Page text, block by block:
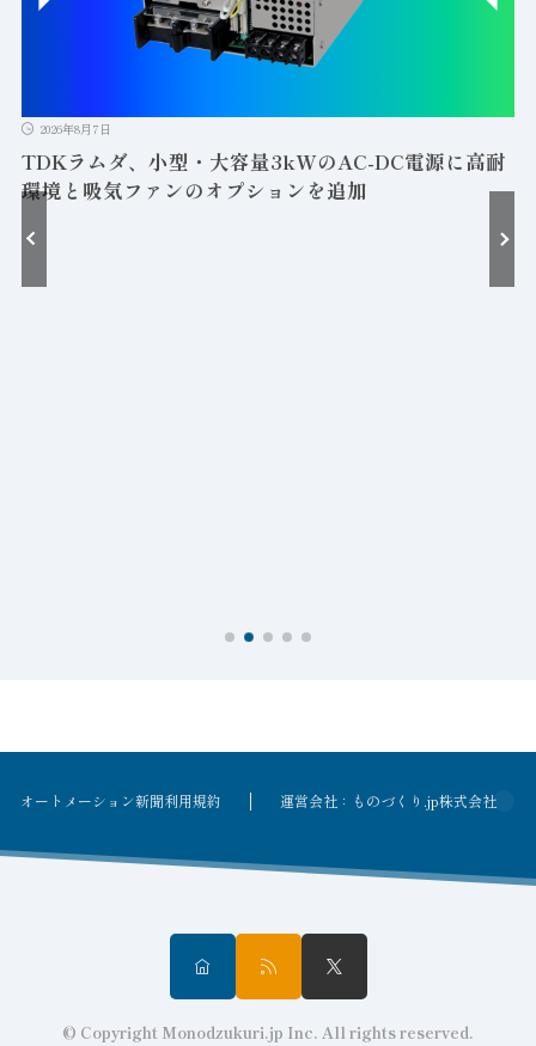
2026年8月7日
TDKラムダ、小型・大容量3kWのAC-DC電源に高耐
環境と吸気ファンのオプションを追加
オートメーション新聞利用規約 運営会社：ものづくり.jp株式会社
© Copyright Monodzukuri.jp Inc. All rights reserved.